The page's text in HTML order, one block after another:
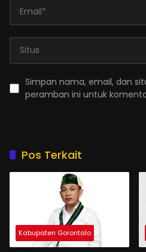
Simpan nama, email, dan
peramban ini untuk
Pos Terkait
Kabupaten Gorontalo